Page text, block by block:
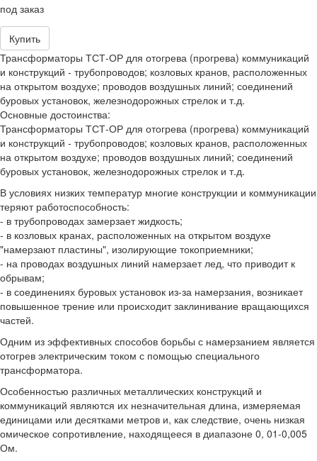
под заказ
Купить
Трансформаторы ТСТ-ОР для отогрева (прогрева) коммуникаций
и конструкций - трубопроводов; козловых кранов, расположенных
на открытом воздухе; проводов воздушных линий; соединений
буровых установок, железнодорожных стрелок и т.д.
Основные достоинства:
Трансформаторы ТСТ-ОР для отогрева (прогрева) коммуникаций
и конструкций - трубопроводов; козловых кранов, расположенных
на открытом воздухе; проводов воздушных линий; соединений
буровых установок, железнодорожных стрелок и т.д.
В условиях низких температур многие конструкции и коммуникации
теряют работоспособность:
- в трубопроводах замерзает жидкость;
- в козловых кранах, расположенных на открытом воздухе
"намерзают пластины", изолирующие токоприемники;
- на проводах воздушных линий намерзает лед, что приводит к
обрывам;
- в соединениях буровых установок из-за намерзания, возникает
повышенное трение или происходит заклинивание вращающихся
частей.
Одним из эффективных способов борьбы с намерзанием является
отогрев электрическим током с помощью специального
трансформатора.
Особенностью различных металлических конструкций и
коммуникаций являются их незначительная длина, измеряемая
единицами или десятками метров и, как следствие, очень низкая
омическое сопротивление, находящееся в диапазоне 0, 01-0,005
Ом.